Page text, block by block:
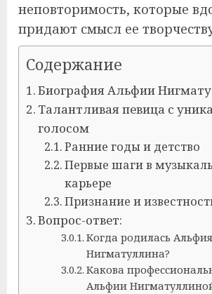
неповторимость, которые
придают смысл ее
Содержание
Биография Альфии
Талантливая певица с
голосом
Ранние годы и детство
Первые шаги в
карьере
Признание и
Вопрос-ответ:
Когда родилась Альфия
Нигматуллина?
Какова
Альфии